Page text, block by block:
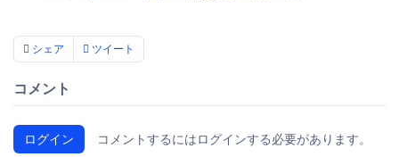
シェア ツイート
コメント
ログイン コメントするにはログインする必要があります。